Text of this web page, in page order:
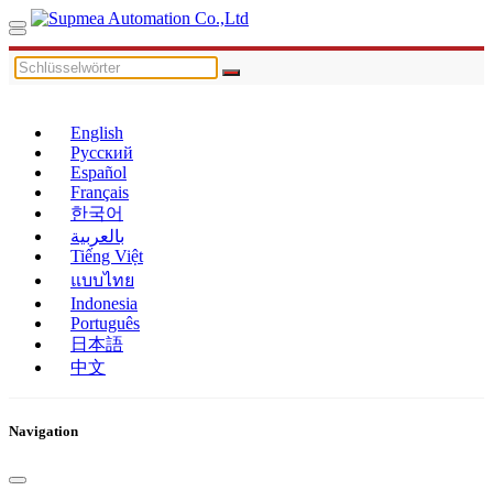
English
Русский
Español
Français
한국어
بالعربية
Tiếng Việt
แบบไทย
Indonesia
Português
日本語
中文
Navigation